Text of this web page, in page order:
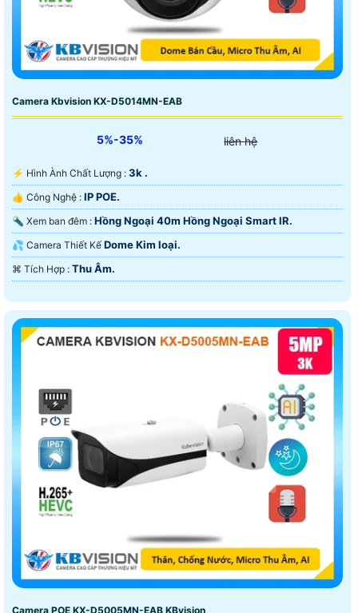
Camera Kbvision KX-D5014MN-EAB
5%-35% liên hệ
️⚡ Hình Ành Chất Lượng : 3k .
👍 Công Nghệ : IP POE.
🔦 Xem ban đêm : Hồng Ngoại 40m Hồng Ngoại Smart IR.
💦 Camera Thiết Kế Dome Kim loại.
️⌘ Tích Hợp : Thu Âm.
Camera POE KX-D5005MN-EAB KBvision